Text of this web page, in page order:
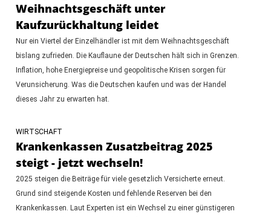
Weihnachtsgeschäft unter
Kaufzurückhaltung leidet
Nur ein Viertel der Einzelhändler ist mit dem Weihnachtsgeschäft
bislang zufrieden. Die Kauflaune der Deutschen hält sich in Grenzen.
Inflation, hohe Energiepreise und geopolitische Krisen sorgen für
Verunsicherung. Was die Deutschen kaufen und was der Handel
dieses Jahr zu erwarten hat.
WIRTSCHAFT
Krankenkassen Zusatzbeitrag 2025
steigt - jetzt wechseln!
2025 steigen die Beiträge für viele gesetzlich Versicherte erneut.
Grund sind steigende Kosten und fehlende Reserven bei den
Krankenkassen. Laut Experten ist ein Wechsel zu einer günstigeren